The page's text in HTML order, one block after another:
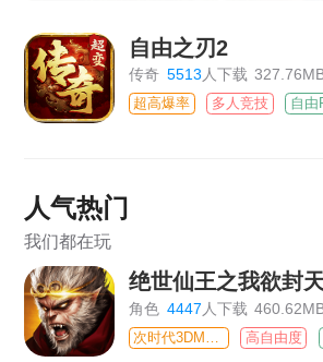
自由之刃2
传奇 5513 人下载
超高爆率 多人竞技 自由
人气热门
我们都在玩
绝世仙王之我欲封
角色 4447 人下载
高自由度